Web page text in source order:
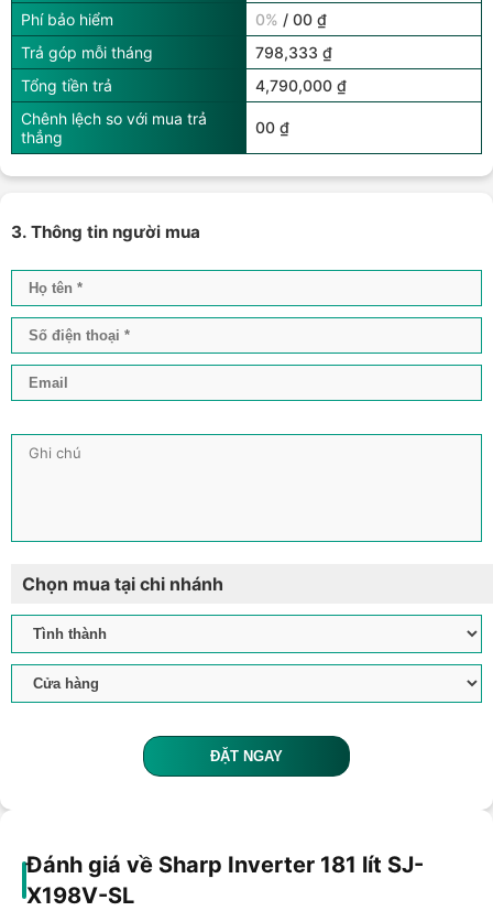
Phí bảo hiểm
0% / 00 ₫
Trả góp mỗi tháng
798,333 ₫
Tổng tiền trả
4,790,000 ₫
Chênh lệch so với mua trả
thẳng
00 ₫
3. Thông tin người mua
Chọn mua tại chi nhánh
ĐẶT NGAY
Đánh giá về Sharp Inverter 181 lít SJ-
X198V-SL